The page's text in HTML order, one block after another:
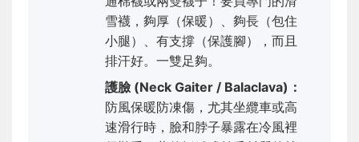
雪襪，夠厚（保暖）、夠長（包住
小腿）、有支撐（保護腳），而且
排汗好。一雙足夠。
護臉 (Neck Gaiter / Balaclava)：
防風保暖防凍傷，尤其坐纜車或高
速滑行時，臉和脖子暴露在冷風裡